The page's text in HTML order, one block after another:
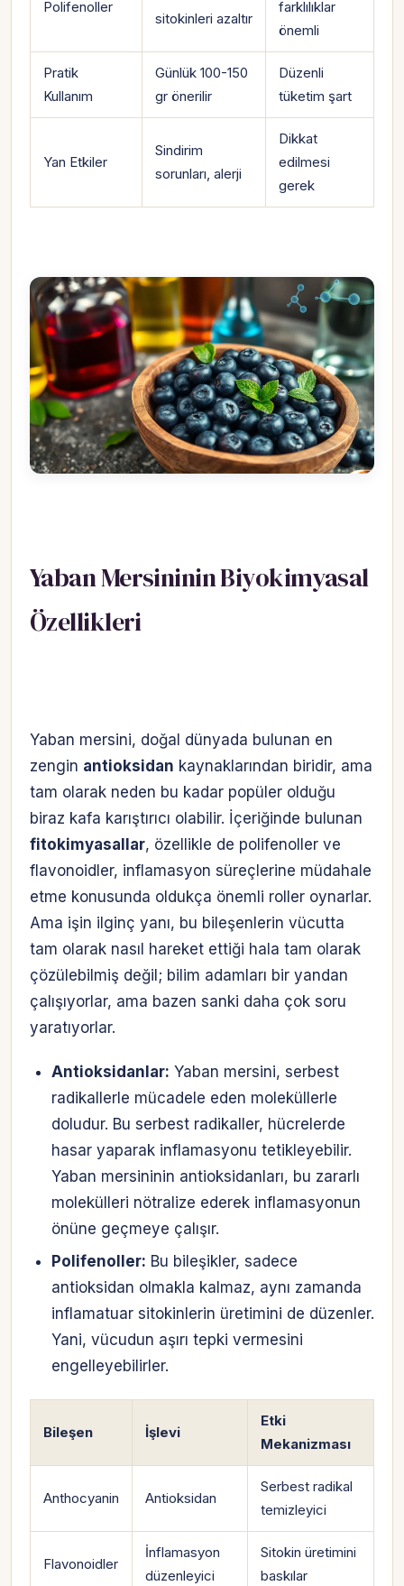
Polifenoller
sitokinleri azaltır
farklılıklar
önemli
Pratik
Kullanım
Günlük 100-150
gr önerilir
Düzenli
tüketim şart
Yan Etkiler
Sindirim
sorunları, alerji
Dikkat
edilmesi
gerek
Yaban Mersininin Biyokimyasal
Özellikleri
Yaban mersini, doğal dünyada bulunan en
zengin antioksidan kaynaklarından biridir, ama
tam olarak neden bu kadar popüler olduğu
biraz kafa karıştırıcı olabilir. İçeriğinde bulunan
fitokimyasallar, özellikle de polifenoller ve
flavonoidler, inflamasyon süreçlerine müdahale
etme konusunda oldukça önemli roller oynarlar.
Ama işin ilginç yanı, bu bileşenlerin vücutta
tam olarak nasıl hareket ettiği hala tam olarak
çözülebilmiş değil; bilim adamları bir yandan
çalışıyorlar, ama bazen sanki daha çok soru
yaratıyorlar.
Antioksidanlar: Yaban mersini, serbest
radikallerle mücadele eden moleküllerle
doludur. Bu serbest radikaller, hücrelerde
hasar yaparak inflamasyonu tetikleyebilir.
Yaban mersininin antioksidanları, bu zararlı
molekülleri nötralize ederek inflamasyonun
önüne geçmeye çalışır.
Polifenoller: Bu bileşikler, sadece
antioksidan olmakla kalmaz, aynı zamanda
inflamatuar sitokinlerin üretimini de düzenler.
Yani, vücudun aşırı tepki vermesini
engelleyebilirler.
Bileşen İşlevi
Etki
Mekanizması
Anthocyanin Antioksidan
Serbest radikal
temizleyici
Flavonoidler
İnflamasyon
düzenleyici
Sitokin üretimini
baskılar